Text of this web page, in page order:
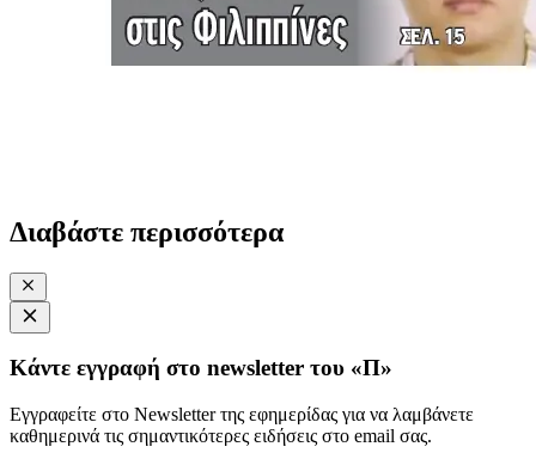
Διαβάστε περισσότερα
Κάντε εγγραφή στο newsletter του «Π»
Εγγραφείτε στο Newsletter της εφημερίδας για να λαμβάνετε
καθημερινά τις σημαντικότερες ειδήσεις στο email σας.